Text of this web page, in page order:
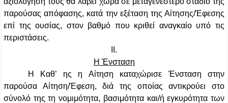
παρούσας απόφασης, κατά την εξέταση της Αίτησης/Έφεσης
επί της ουσίας, στον βαθμό που κριθεί αναγκαίο υπό τις
περιστάσεις.
ΙΙ.
Η Ένσταση
Η Καθ’ ης η Αίτηση καταχώρισε Ένσταση στην
παρούσα Αίτηση/Έφεση, διά της οποίας αντικρούει στο
σύνολό της τη νομιμότητα, βασιμότητα και/ή εγκυρότητα των